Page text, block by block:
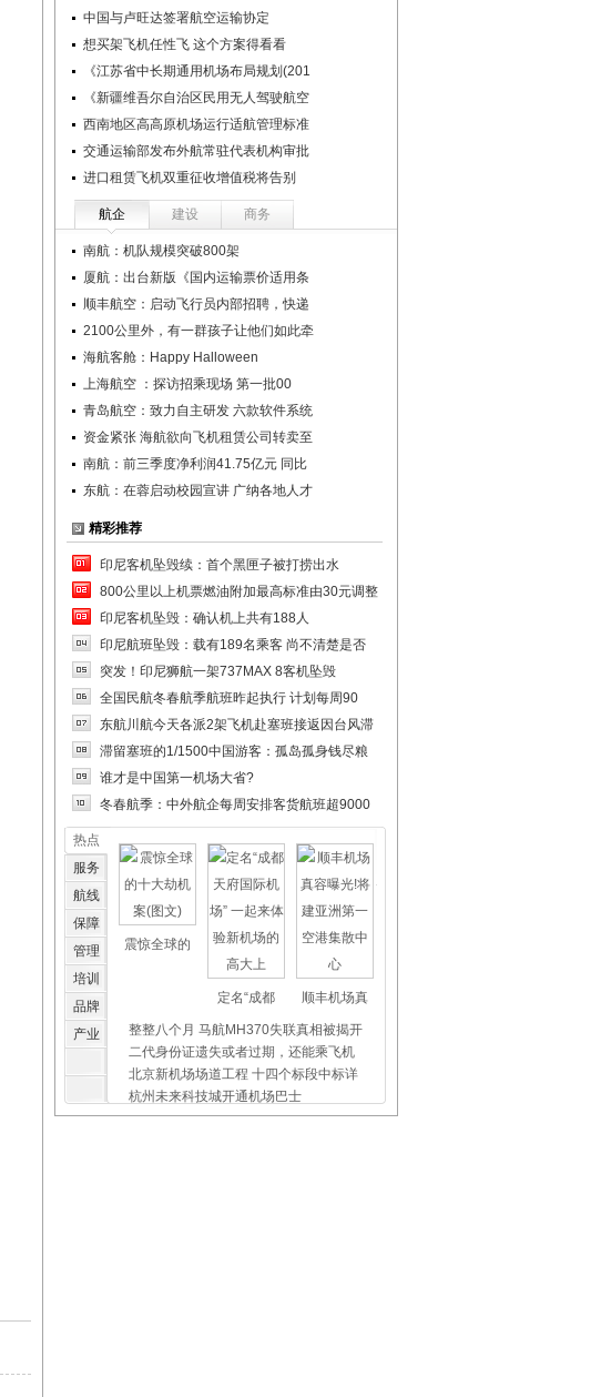
中国与卢旺达签署航空运输协定
想买架飞机任性飞 这个方案得看看
《江苏省中长期通用机场布局规划(201
《新疆维吾尔自治区民用无人驾驶航空
西南地区高高原机场运行适航管理标准
交通运输部发布外航常驻代表机构审批
进口租赁飞机双重征收增值税将告别
航企 建设 商务
南航：机队规模突破800架
厦航：出台新版《国内运输票价适用条
顺丰航空：启动飞行员内部招聘，快递
2100公里外，有一群孩子让他们如此牵
海航客舱：Happy Halloween
上海航空 ：探访招乘现场 第一批00
青岛航空：致力自主研发 六款软件系统
资金紧张 海航欲向飞机租赁公司转卖至
南航：前三季度净利润41.75亿元 同比
东航：在蓉启动校园宣讲 广纳各地人才
精彩推荐
印尼客机坠毁续：首个黑匣子被打捞出水
800公里以上机票燃油附加最高标准由30元调整
印尼客机坠毁：确认机上共有188人
印尼航班坠毁：载有189名乘客 尚不清楚是否
突发！印尼狮航一架737MAX 8客机坠毁
全国民航冬春航季航班昨起执行 计划每周90
东航川航今天各派2架飞机赴塞班接返因台风滞
滞留塞班的1/1500中国游客：孤岛孤身钱尽粮
谁才是中国第一机场大省?
冬春航季：中外航企每周安排客货航班超9000
热点
服务
航线
保障
管理
培训
品牌
产业
震惊全球的
定名“成都 顺丰机场真
整整八个月 马航MH370失联真相被揭开
二代身份证遗失或者过期，还能乘飞机
北京新机场场道工程 十四个标段中标详
杭州未来科技城开通机场巴士
上海虹桥、浦东机场外币兑换点位置介